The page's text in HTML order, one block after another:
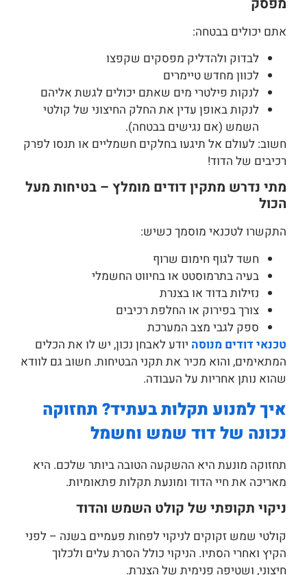
אתם יכולים בבטחה:
לבדוק ולהדליק מפסקים שקפצו
לכוון מחדש טיימרים
לנקות פילטרי מים שאתם יכולים לגשת אליהם
לנקות באופן עדין את החלק החיצוני של קולטי
השמש (אם נגישים בבטחה).
חשוב: לעולם אל תיגעו בחלקים חשמליים או תנסו לפרק
רכיבים של הדוד!
מתי נדרש מתקין דודים מומלץ – בטיחות מעל
הכול
התקשרו לטכנאי מוסמך כשיש:
חשד לגוף חימום שרוף
בעיה בתרמוסטט או בחיווט החשמלי
נזילות בדוד או בצנרת
צורך בפירוק או החלפת רכיבים
ספק לגבי מצב המערכת
טכנאי דודים מנוסה יודע לאבחן נכון, יש לו את הכלים
המתאימים, והוא מכיר את תקני הבטיחות. חשוב גם לוודא
שהוא נותן אחריות על העבודה.
איך למנוע תקלות בעתיד? תחזוקה
נכונה של דוד שמש וחשמל
תחזוקה מונעת היא ההשקעה הטובה ביותר שלכם. היא
מאריכה את חיי הדוד ומונעת תקלות פתאומיות.
ניקוי תקופתי של קולט השמש והדוד
קולטי שמש זקוקים לניקוי לפחות פעמיים בשנה – לפני
הקיץ ואחרי הסתיו. הניקוי כולל הסרת עלים ולכלוך
חיצוני, ושטיפה פנימית של הצנרת.